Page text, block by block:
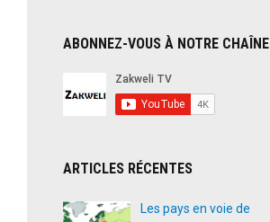
ABONNEZ-VOUS À NOTRE CHAÎNE
ARTICLES RÉCENTES
Les pays en voie de